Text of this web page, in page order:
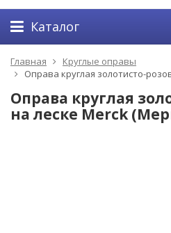
Каталог
Главная
Круглые оправы
Оправа круглая золотисто-
Оправа круглая
на леске Merck